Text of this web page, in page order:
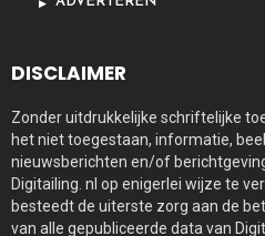
DISCLAIMER
Zonder uitdrukkelijke schriftelijke
het niet toegestaan, informatie,
nieuwsberichten en/of
Digitailing. nl op enigerlei wijze te
besteedt de uiterste zorg aan de
van alle gepubliceerde data van